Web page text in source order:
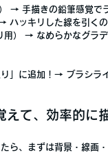
） → 手描きの鉛筆感覚で
ハッキリした線を引く
用） → なめらかなグラ
」に追加！ → ブラシラ
て、効率的に
ら、まずは背景・線画